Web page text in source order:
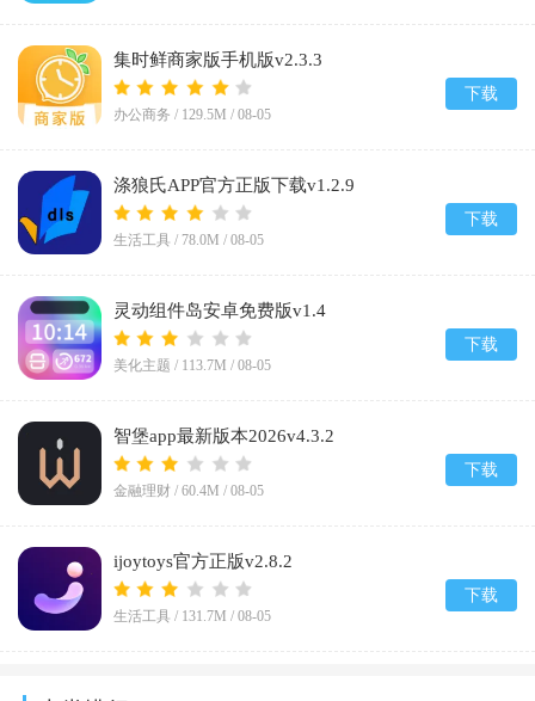
集时鲜商家版手机版v2.3.3
办公商务 / 129.5M / 08-05
下载
涤狼氏APP官方正版下载v1.2.9
生活工具 / 78.0M / 08-05
下载
灵动组件岛安卓免费版v1.4
美化主题 / 113.7M / 08-05
下载
智堡app最新版本2026v4.3.2
金融理财 / 60.4M / 08-05
下载
ijoytoys官方正版v2.8.2
生活工具 / 131.7M / 08-05
下载